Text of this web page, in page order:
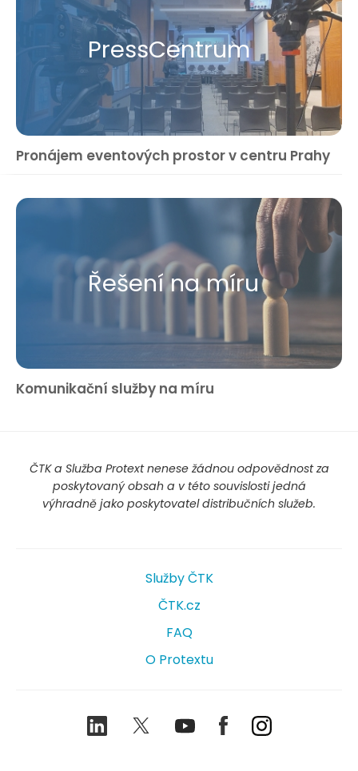
Press​Centrum
Pronájem eventových prostor v centru Prahy
Řešení na míru
Komunikační služby na míru
ČTK a Služba Protext nenese žádnou odpovědnost za
poskytovaný obsah a v této souvislosti jedná
výhradně jako poskytovatel distribučních služeb.
Služby ČTK
ČTK.cz
FAQ
O Protextu
LinkedIn TwitterYoutubeFacebookInstagram